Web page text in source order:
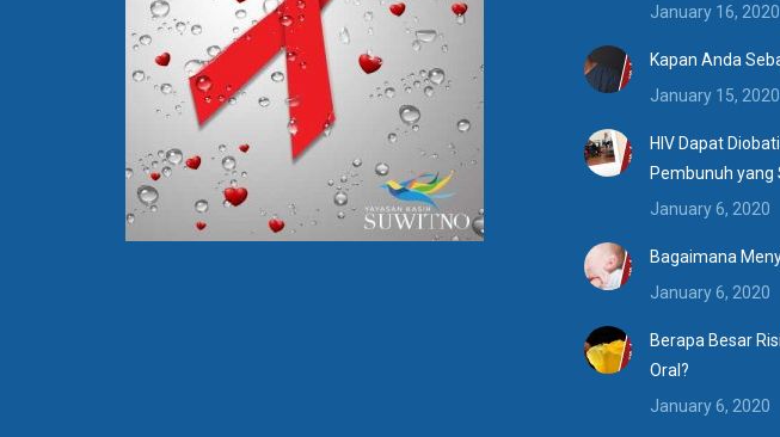
January 16, 2020
Kapan Anda
January 15, 2020
HIV Dapat
Pembunuh yang
January 6, 2020
Bagaimana
January 6, 2020
Berapa Besar
Oral?
January 6, 2020